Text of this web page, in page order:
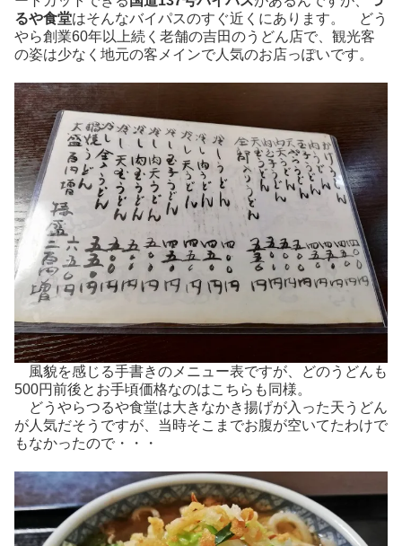
るや食堂はそんなバイパスのすぐ近くにあります。 どう
やら創業60年以上続く老舗の吉田のうどん店で、観光客
の姿は少なく地元の客メインで人気のお店っぽいです。
風貌を感じる手書きのメニュー表ですが、どのうどんも
500円前後とお手頃価格なのはこちらも同様。
どうやらつるや食堂は大きなかき揚げが入った天うどん
が人気だそうですが、当時そこまでお腹が空いてたわけで
もなかったので・・・